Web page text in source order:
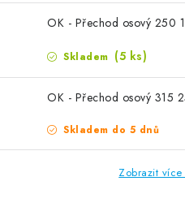
ODVLHČOVAČE
ZVLHČOVAČE VZDUCHU
NAHŘÍVACÍ POLŠTÁŘEK S
OK - Přechod osový 250
Skladem (5 ks)
OK - Přechod osový 315
Skladem do 5 dnů
Zobrazit